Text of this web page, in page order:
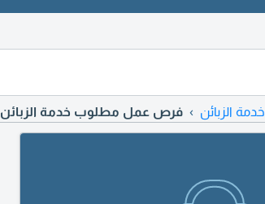
خدمة الزبائن فرص عمل مطلوب خدمة الزبائن